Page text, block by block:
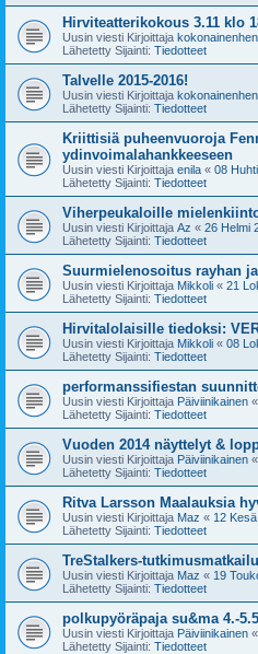
Hirviteatterikokous 3.11 klo
Uusin viesti Kirjoittaja
Lähetetty Sijainti: Tiedotteet
Talvelle 2015-2016!
Uusin viesti Kirjoittaja
Lähetetty Sijainti: Tiedotteet
Kriittisiä puheenvuoroja
ydinvoimalahankkeeseen
Uusin viesti Kirjoittaja enila « 08
Lähetetty Sijainti: Tiedotteet
Viherpeukaloille
Uusin viesti Kirjoittaja Az « 26 Helmi
Lähetetty Sijainti: Tiedotteet
Suurmielenosoitus rayhan
Uusin viesti Kirjoittaja Mikkoli « 21
Lähetetty Sijainti: Tiedotteet
Hirvitalolaisille tiedoksi:
Uusin viesti Kirjoittaja Mikkoli « 08
Lähetetty Sijainti: Tiedotteet
performanssifiestan
Uusin viesti Kirjoittaja Päiviinikainen «
Lähetetty Sijainti: Tiedotteet
Vuoden 2014 näyttelyt &
Uusin viesti Kirjoittaja Päiviinikainen «
Lähetetty Sijainti: Tiedotteet
Ritva Larsson Maalauksia
Uusin viesti Kirjoittaja Maz « 12
Lähetetty Sijainti: Tiedotteet
TreStalkers-
Uusin viesti Kirjoittaja Maz « 19
Lähetetty Sijainti: Tiedotteet
polkupyöräpaja su&ma 4.-
Uusin viesti Kirjoittaja Päiviinikainen «
Lähetetty Sijainti: Tiedotteet